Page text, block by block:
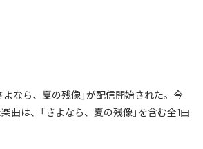
よなら、夏の残像」が配信開始された。今
曲は、「さよなら、夏の残像」を含む全1曲